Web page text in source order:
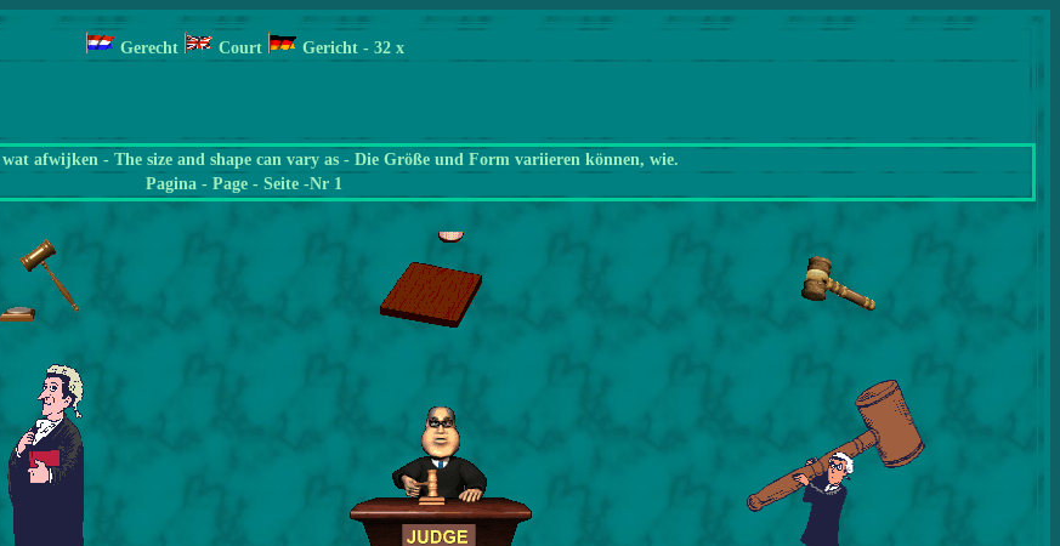
Gerecht Court Gericht - 32 x
afwijken - The size and shape can vary as - Die Größe und Form variieren können, wie.
Pagina - Page - Seite -Nr 1